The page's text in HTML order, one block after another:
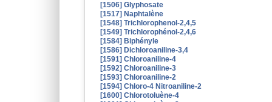
[1506] Glyphosate
[1517] Naphtalène
[1548] Trichlorophenol-2,4,5
[1549] Trichlorophénol-2,4,6
[1584] Biphényle
[1586] Dichloroaniline-3,4
[1591] Chloroaniline-4
[1592] Chloroaniline-3
[1593] Chloroaniline-2
[1594] Chloro-4 Nitroaniline-2
[1600] Chlorotoluène-4